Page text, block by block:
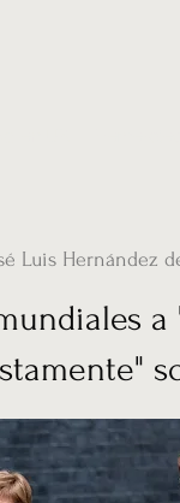
Luis Hernández
a